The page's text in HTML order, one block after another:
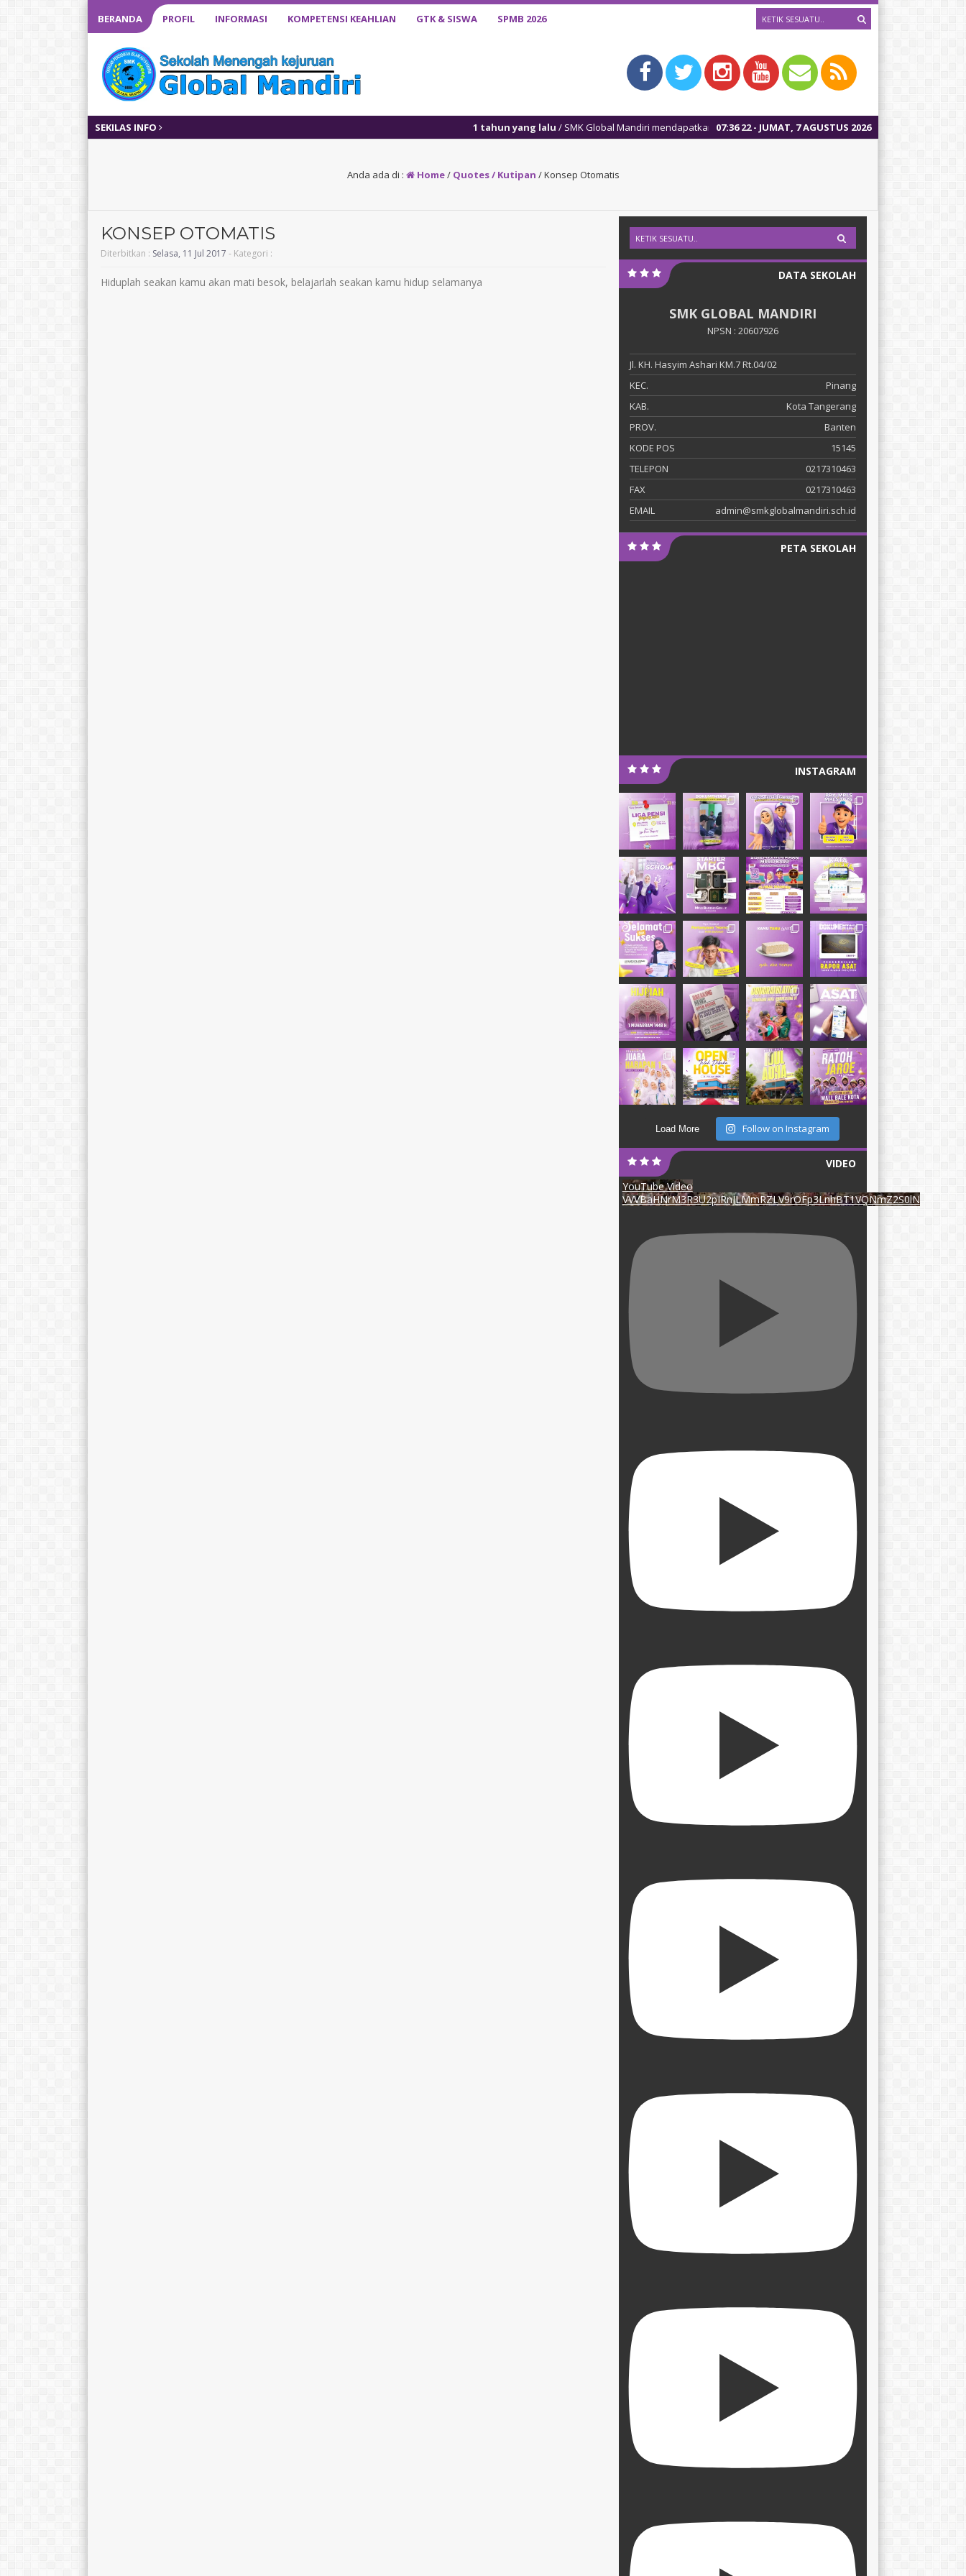
BERANDA PROFIL INFORMASI KOMPETENSI KEAHLIAN GTK & SISWA SPMB 2026
SEKILAS INFO 07:36 23- JUMAT, 7 AGUSTUS 2026
1 tahun yang lalu/ SMK Global Mandiri mendapatkan Akreditasi B secara otomasi
Anda ada di : Home/ Quotes / Kutipan /Konsep Otomatis
KONSEP OTOMATIS
Diterbitkan : Selasa, 11 Jul 2017 - Kategori :
Hiduplah seakan kamu akan mati besok, belajarlah seakan kamu hidup selamanya
DATA SEKOLAH
SMK GLOBAL MANDIRI
NPSN : 20607926
Jl. KH. Hasyim Ashari KM.7 Rt.04/02
KEC.
Pinang
KAB.
Kota Tangerang
PROV.
Banten
KODE POS
15145
TELEPON
0217310463
FAX
0217310463
EMAIL
admin@smkglobalmandiri.sch.id
PETA SEKOLAH
INSTAGRAM
Load More Follow on Instagram
VIDEO
YouTube Video
VVVBaHNrM3R3U2pIRnJLMmRZLV9rOFp3LnhBT1VQNmZ2S0lN